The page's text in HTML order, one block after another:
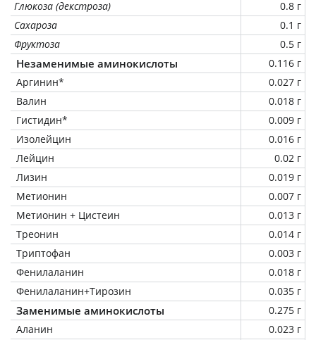
Глюкоза (декстроза)
0.8 г
Сахароза
0.1 г
Фруктоза
0.5 г
Незаменимые аминокислоты
0.116 г
Аргинин*
0.027 г
Валин
0.018 г
Гистидин*
0.009 г
Изолейцин
0.016 г
Лейцин
0.02 г
Лизин
0.019 г
Метионин
0.007 г
Метионин + Цистеин
0.013 г
Треонин
0.014 г
Триптофан
0.003 г
Фенилаланин
0.018 г
Фенилаланин+Тирозин
0.035 г
Заменимые аминокислоты
0.275 г
Аланин
0.023 г